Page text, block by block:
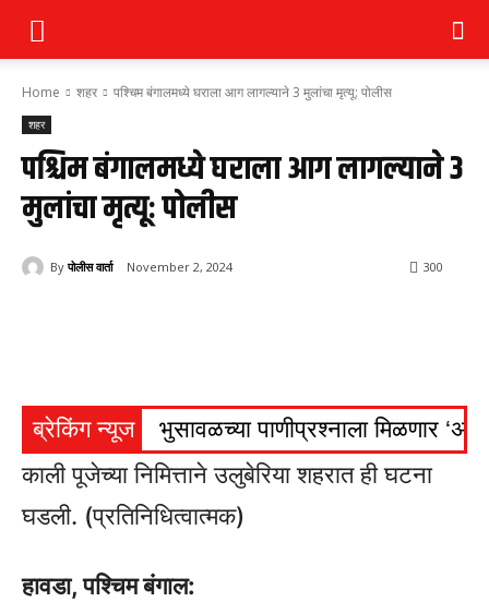
Home शहर पश्चिम बंगालमध्ये घराला आग लागल्याने 3 मुलांचा मृत्यू: पोलीस
शहर
पश्चिम बंगालमध्ये घराला आग लागल्याने 3
मुलांचा मृत्यू: पोलीस
By पोलीस वार्ता November 2, 2024 300
ब्रेकिंग न्यूज भुसावळच्या पाणीप्रश्नाला मिळणार
काली पूजेच्या निमित्ताने उलुबेरिया शहरात ही घटना
घडली. (प्रतिनिधित्वात्मक)
हावडा, पश्चिम बंगाल: